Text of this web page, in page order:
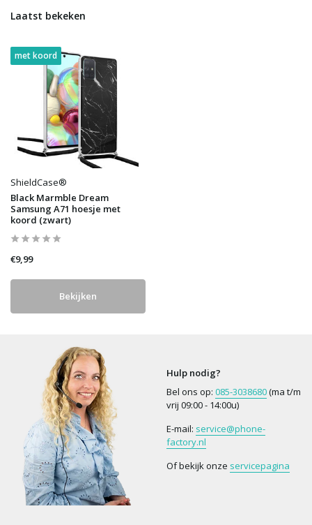
Laatst bekeken
met koord
ShieldCase®
Black Marmble Dream
Samsung A71 hoesje met
koord (zwart)
€9,99
Bekijken
Hulp nodig?
Bel ons op: 085-3038680(ma t/m
vrij 09:00 - 14:00u)
E-mail: service@phone-
factory.nl
Of bekijk onze servicepagina